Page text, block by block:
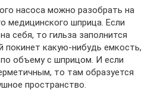
насоса можно разобрать на
медицинского шприца. Если
себя, то гильза заполнится
покинет какую-нибудь емкость,
объему с шприцом. И если
то там образуется
пространство.